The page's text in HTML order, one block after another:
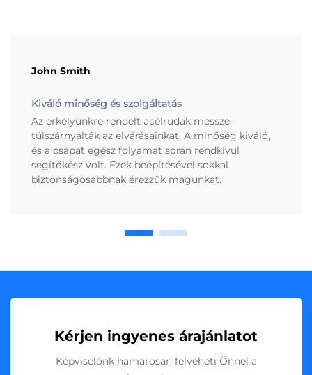
John Smith
Kiváló minőség és szolgáltatás
Az erkélyünkre rendelt acélrudak messze
túlszárnyalták az elvárásainkat. A minőség kiváló,
és a csapat egész folyamat során rendkívül
segítőkész volt. Ezek beépítésével sokkal
biztonságosabbnak érezzük magunkat.
Kérjen ingyenes árajánlatot
Képviselőnk hamarosan felveheti Önnel a